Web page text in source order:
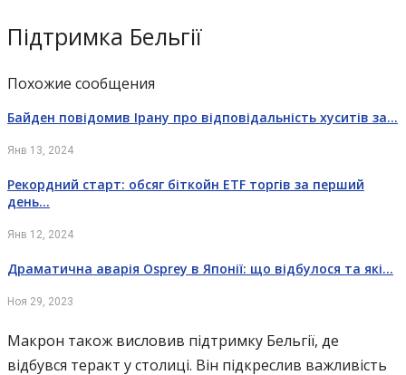
Підтримка Бельгії
Похожие сообщения
Байден повідомив Ірану про відповідальність хуситів за…
Янв 13, 2024
Рекордний старт: обсяг біткойн ETF торгів за перший
день…
Янв 12, 2024
Драматична аварія Osprey в Японії: що відбулося та які…
Ноя 29, 2023
Макрон також висловив підтримку Бельгії, де
відбувся теракт у столиці. Він підкреслив важливість